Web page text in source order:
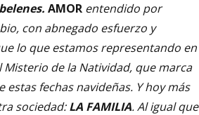
AMOR entendido por
con abnegado esfuerzo y
lo que estamos representando en
de la Natividad, que marca
fechas navideñas. Y hoy más
sociedad:LA FAMILIA. Al igual que